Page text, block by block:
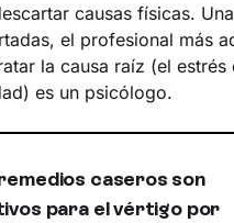
causas físicas.
el profesional más
la causa raíz (el estrés
es un psicólogo.
caseros son
para el vértigo por